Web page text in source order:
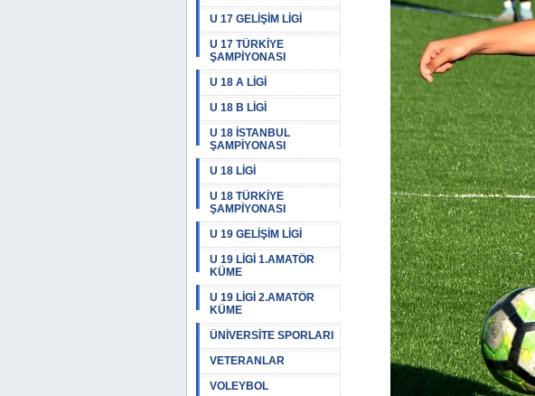
U 17 GELİŞİM LİGİ
U 17 TÜRKİYE
ŞAMPİYONASI
U 18 A LİGİ
U 18 B LİGİ
U 18 İSTANBUL
ŞAMPİYONASI
U 18 LİGİ
U 18 TÜRKİYE
ŞAMPİYONASI
U 19 GELİŞİM LİGİ
U 19 LİGİ 1.AMATÖR
KÜME
U 19 LİGİ 2.AMATÖR
KÜME
ÜNİVERSİTE SPORLARI
VETERANLAR
VOLEYBOL